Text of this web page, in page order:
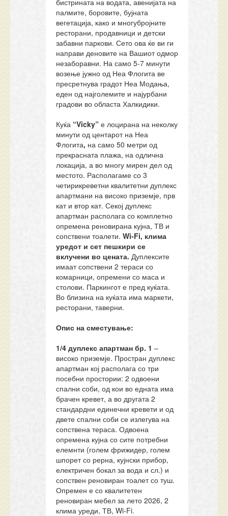
бистрината на водата, авенијата на
палмите, боровите, бујната
вегетација, како и многубројните
ресторани, продавници и детски
забавни паркови. Сето ова ќе ви ги
направи деновите на Вашиот одмор
незаборавни. На само 5-7 минути
возење јужно од Неа Флогита ве
пресретнува градот Неа Модања,
еден од најголемите и најурбани
градови во областа Халкидики.
Куќа “Vicky” е лоцирана на неколку
минути од центарот на Неа
Флогита, на само 50 метри од
прекрасната плажа, на одлична
локација, а во многу мирен дел од
местото. Располагаме со 3
четирикреветни квалитетни дуплекс
апартмани на високо приземје, прв
кат и втор кат. Секој дуплекс
апартман располага со комплетно
опремена реновирана кујна, ТВ и
сопствени тоалети.Wi-Fi, клима
уредот и сет пешкири се
вклучени во цената. Дуплексите
имаат сопствени 2 тераси со
комарници, опремени со маса и
столови. Паркингот е пред куќата.
Во близина на куќата има маркети,
ресторани, таверни.
Опис на сместување:
1/4 дуплекс апартман бр. 1 –
високо приземје. Простран дуплекс
апартман кој располага со три
посебни простории: 2 одвоени
спални соби, од кои во едната има
брачен кревет, а во другата 2
стандардни единечни кревети и од
двете спални соби се излегува на
сопствена тераса. Одвоена
опремена кујна со сите потребни
елемнти (голем фрижидер, голем
шпорет со рерна, кујнски прибор,
електричен бокал за вода и сл.) и
сопствен реновиран тоалет со туш.
Опремен е со квалитетен
реновиран мебел за лето 2026, 2
клима уреди, ТВ, Wi-Fi.